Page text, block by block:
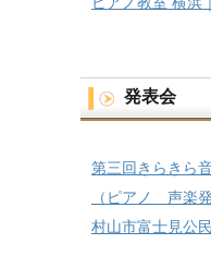
発表会
第三回きらきら
（ピアノ 声楽
村山市富士見公